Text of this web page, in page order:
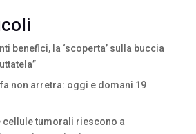
benefici, la ‘scoperta’ sulla buccia
non arretra: oggi e domani 19
cellule tumorali riescono a